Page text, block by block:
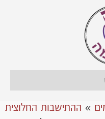
» ההתישבות החלוצית